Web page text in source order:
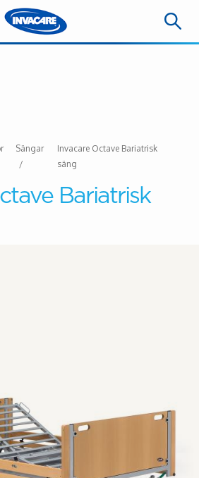
Sängar
Invacare Octave Bariatrisk
säng
Bariatrisk